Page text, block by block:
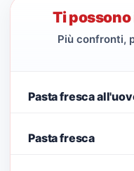
Ti
Più confronti,
Pasta fresca
Pasta fresca